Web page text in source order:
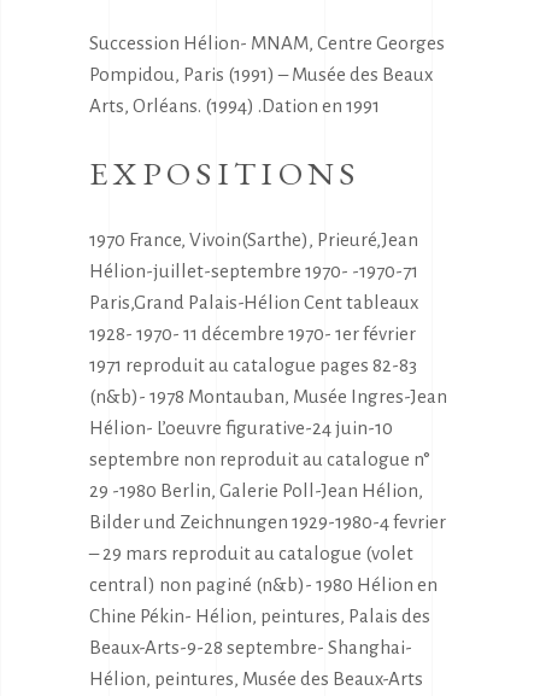
Succession Hélion- MNAM, Centre Georges
Pompidou, Paris (1991) – Musée des Beaux
Arts, Orléans. (1994) .Dation en 1991
EXPOSITIONS
1970 France, Vivoin(Sarthe), Prieuré,Jean
Hélion-juillet-septembre 1970- -1970-71
Paris,Grand Palais-Hélion Cent tableaux
1928- 1970- 11 décembre 1970- 1er février
1971 reproduit au catalogue pages 82-83
(n&b)- 1978 Montauban, Musée Ingres-Jean
Hélion- L’oeuvre figurative-24 juin-10
septembre non reproduit au catalogue n°
29 -1980 Berlin, Galerie Poll-Jean Hélion,
Bilder und Zeichnungen 1929-1980-4 fevrier
– 29 mars reproduit au catalogue (volet
central) non paginé (n&b)- 1980 Hélion en
Chine Pékin- Hélion, peintures, Palais des
Beaux-Arts-9-28 septembre- Shanghai-
Hélion, peintures, Musée des Beaux-Arts